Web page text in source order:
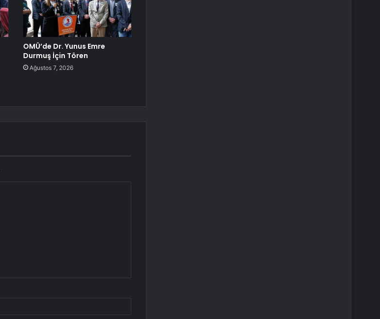
OMÜ’de Dr. Yunus Emre
Durmuş İçin Tören
Ağustos 7, 2026